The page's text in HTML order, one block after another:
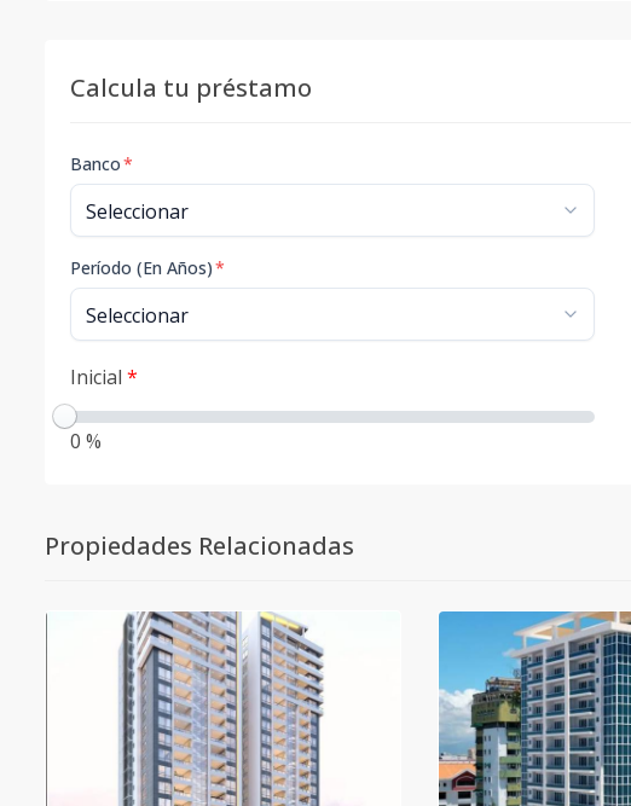
Calcula tu préstamo
Banco*
Período (En Años)*
Inicial *
0 %
Propiedades Relacionadas